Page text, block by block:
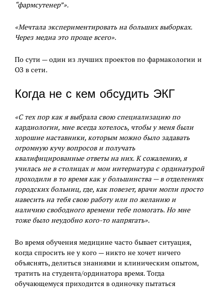
“фармсутенер”».
«Мечтала экспериментировать на больших выборках.
Через медиа это проще всего».
По сути — один из лучших проектов по фармакологии и
ОЗ в сети.
Когда не с кем обсудить ЭКГ
«С тех пор как я выбрала свою специализацию по
кардиологии, мне всегда хотелось, чтобы у меня были
хорошие наставники, которым можно было задавать
огромную кучу вопросов и получать
квалифицированные ответы на них. К сожалению, я
училась не в столицах и мои интернатура с ординатурой
проходили в то время как у большинства — в отделениях
городских больниц, где, как повезет, врачи могли просто
навесить на тебя свою работу или по желанию и
наличию свободного времени тебе помогать. Но мне
тоже было неудобно кого-то напрягать».
Во время обучения медицине часто бывает ситуация,
когда спросить не у кого — никто не хочет ничего
объяснять, делиться знаниями и клиническим опытом,
тратить на студента/ординатора время. Тогда
обучающемуся приходится в одиночку пытаться